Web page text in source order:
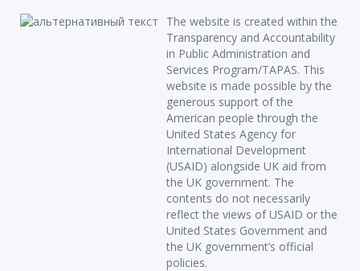
The website is created within the
Transparency and Accountability
in Public Administration and
Services Program/TAPAS. This
website is made possible by the
generous support of the
American people through the
United States Agency for
International Development
(USAID) alongside UK aid from
the UK government. The
contents do not necessarily
reflect the views of USAID or the
United States Government and
the UK government’s official
policies.